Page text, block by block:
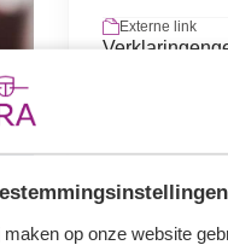
maken op onze website
Externe link
Meer over de